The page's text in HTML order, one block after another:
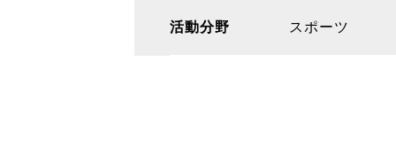
活動分野 スポーツ